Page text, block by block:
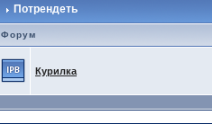
Потрендеть
Форум
Курилка